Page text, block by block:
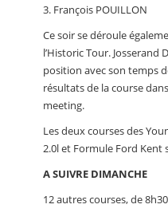
3. François POUILLON
Ce soir se déroule
l’Historic Tour. Josserand
position avec son temps
résultats de la course
meeting.
Les deux courses des
2.0l et Formule Ford
A SUIVRE DIMANCHE
12 autres courses, de